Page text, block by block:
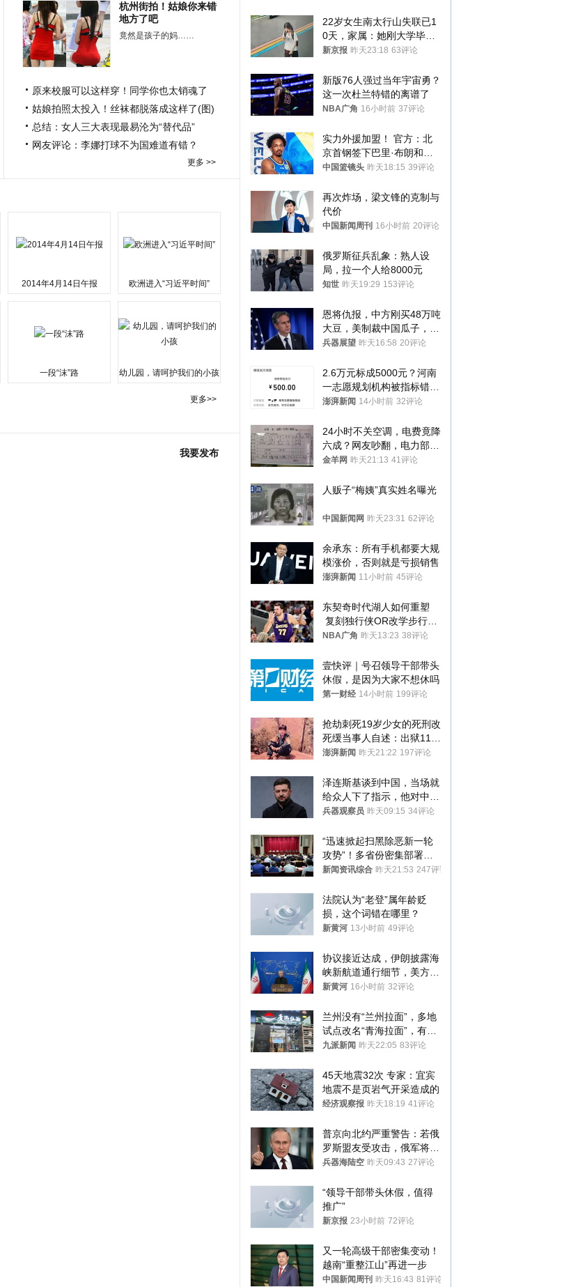
杭州街拍！姑娘你来错
地方了吧
竟然是孩子的妈……
原来校服可以这样穿！同学你也太销魂了
姑娘拍照太投入！丝袜都脱落成这样了(图)
总结：女人三大表现最易沦为“替代品”
网友评论：李娜打球不为国难道有错？
更多 >>
2014年4月14日午报 欧洲进入“习近平时间”
一段“沫”路 幼儿园，请呵护我们的小孩
更多>>
我要发布
22岁女生南太行山失联已1
0天，家属：她刚大学毕业
想到山里旅行
新京报 昨天23:18 63评论
新版76人强过当年宇宙勇？
这一次杜兰特错的离谱了
NBA广角 16小时前 37评论
实力外援加盟！ 官方：北
京首钢签下巴里·布朗和桑
普森
中国篮镜头 昨天18:15 39评论
再次炸场，梁文锋的克制与
代价
中国新闻周刊 16小时前 20评论
俄罗斯征兵乱象：熟人设
局，拉一个人给8000元
知世 昨天19:29 153评论
恩将仇报，中方刚买48万吨
大豆，美制裁中国瓜子，布
林肯措辞变了
兵器展望 昨天16:58 20评论
2.6万元标成5000元？河南
一志愿规划机构被指标错学
费致考生复读
澎湃新闻 14小时前 32评论
24小时不关空调，电费竟降
六成？网友吵翻，电力部门
回应→
金羊网 昨天21:13 41评论
人贩子“梅姨”真实姓名曝光
中国新闻网 昨天23:31 62评论
余承东：所有手机都要大规
模涨价，否则就是亏损销售
澎湃新闻 11小时前 45评论
东契奇时代湖人如何重塑
复刻独行侠OR改学步行
者？
NBA广角 昨天13:23 38评论
壹快评｜号召领导干部带头
休假，是因为大家不想休吗
第一财经 14小时前 199评论
抢劫刺死19岁少女的死刑改
死缓当事人自述：出狱11年
间始终刻意躲避被害人家属
澎湃新闻 昨天21:22 197评论
泽连斯基谈到中国，当场就
给众人下了指示，他对中国
和中乌关系，显然又有了新
兵器观察员 昨天09:15 34评论
“迅速掀起扫黑除恶新一轮
攻势”！多省份密集部署，
公布举报方式
新闻资讯综合 昨天21:53 247评论
法院认为“老登”属年龄贬
损，这个词错在哪里？
新黄河 13小时前 49评论
协议接近达成，伊朗披露海
峡新航道通行细节，美方再
提“倒计时”
新黄河 16小时前 32评论
兰州没有“兰州拉面”，多地
试点改名“青海拉面”，有商
家改名已两年
九派新闻 昨天22:05 83评论
45天地震32次 专家：宜宾
地震不是页岩气开采造成的
经济观察报 昨天18:19 41评论
普京向北约严重警告：若俄
罗斯盟友受攻击，俄军将动
用核武器保护
兵器海陆空 昨天09:43 27评论
“领导干部带头休假，值得
推广”
新京报 23小时前 72评论
又一轮高级干部密集变动！
越南“重整江山”再进一步
中国新闻周刊 昨天16:43 81评论